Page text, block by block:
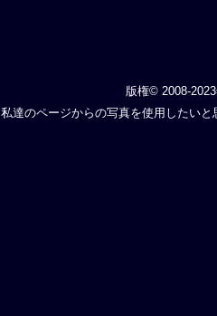
版権© 2008-
私達のページからの写真を使用したい